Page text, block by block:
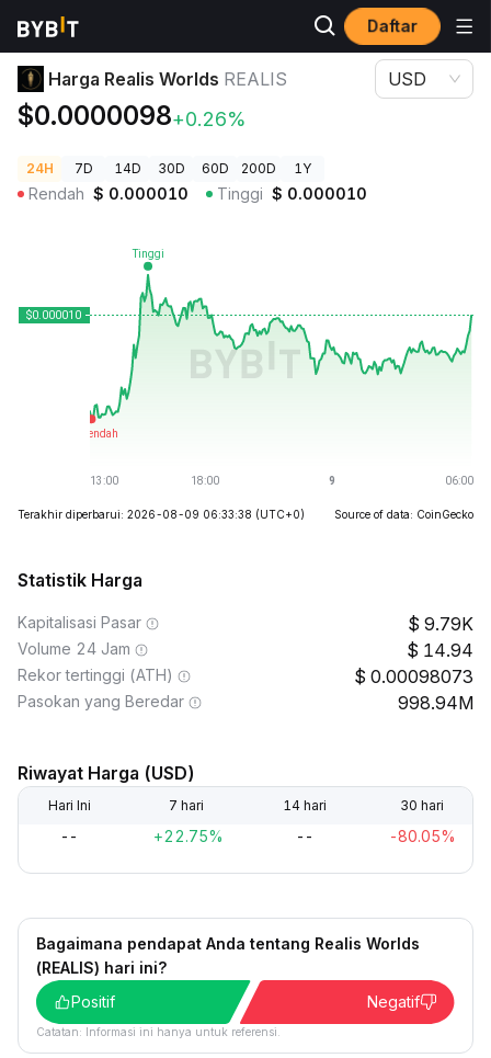
Daftar
Harga Kripto
Harga Realis Worlds REALIS
$0.0000098+0.26%
USD
24H 7D 14D 30D 60D 200D 1Y
Rendah $ 0.000010 Tinggi $ 0.000010
Terakhir diperbarui: 2026-08-09 06:33:38 (UTC+0) Source of data: CoinGecko
Statistik Harga
Kapitalisasi Pasar 9.79K
Volume 24 Jam 14.94
Rekor tertinggi (ATH) 0.00098073
Pasokan yang Beredar 998.94M
Riwayat Harga (USD)
Hari Ini 7 hari 14 hari 30 hari
-- +22.75% -- -80.05%
Bagaimana pendapat Anda tentang Realis Worlds
(REALIS) hari ini?
Positif
Negatif
Catatan: Informasi ini hanya untuk referensi.